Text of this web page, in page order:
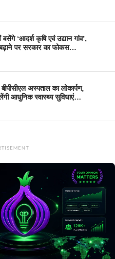
‘आदर्श कृषि एवं उद्यान गांव’,
पर सरकार का फोकस…
अस्पताल का लोकार्पण,
आधुनिक स्वास्थ्य सुविधाएं…